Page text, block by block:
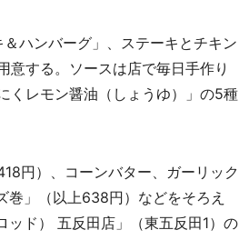
ハンバーグ」、ステーキとチキン
意する。ソースは店で毎日手作り
くレモン醤油（しょうゆ）」の5種
円）、コーンバター、ガーリック
巻」（以上638円）などをそろえ
ド） 五反田店」（東五反田1）の